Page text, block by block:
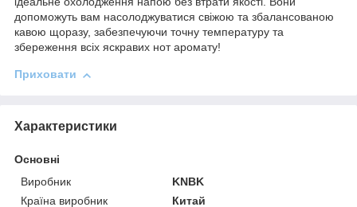
допоможуть вам насолоджуватися свіжою та збалансованою
кавою щоразу, забезпечуючи точну температуру та
збереження всіх яскравих нот аромату!
Приховати
Характеристики
Основні
Виробник
KNBK
Країна виробник
Китай